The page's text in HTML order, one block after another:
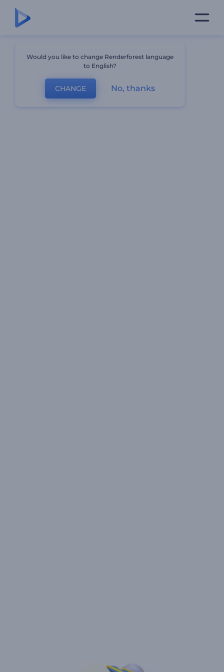
Would you like to change Renderforest language
to English?
CHANGE No, thanks